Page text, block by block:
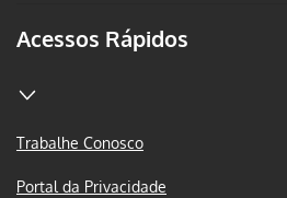
Acessos Rápidos
Trabalhe Conosco
Portal da Privacidade